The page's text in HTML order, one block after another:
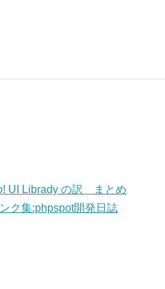
UI Librady の訳 まとめ
ク集:phpspot開発日誌